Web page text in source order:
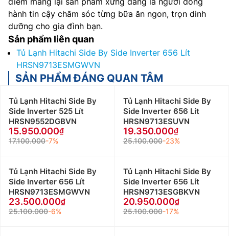
hành tin cậy chăm sóc từng bữa ăn ngon, trọn dinh
dưỡng cho gia đình bạn.
Sản phẩm liên quan
Tủ Lạnh Hitachi Side By Side Inverter 656 Lít
HRSN9713ESMGWVN
SẢN PHẨM ĐÁNG QUAN TÂM
Tủ Lạnh Hitachi Side By
Side Inverter 525 Lít
HRSN9552DGBVN
15.950.000
17.100.000-7%
Tủ Lạnh Hitachi Side By
Side Inverter 656 Lít
HRSN9713ESUVN
19.350.000
25.100.000-23%
Tủ Lạnh Hitachi Side By
Side Inverter 656 Lít
HRSN9713ESMGWVN
23.500.000
25.100.000-6%
Tủ Lạnh Hitachi Side By
Side Inverter 656 Lít
HRSN9713ESGBKVN
20.950.000
25.100.000-17%